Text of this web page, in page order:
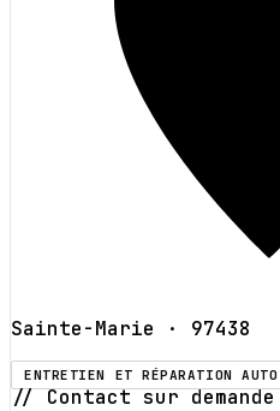
Sainte-Marie · 97438
ENTRETIEN ET RÉPARATION AUTO
// Contact sur demande